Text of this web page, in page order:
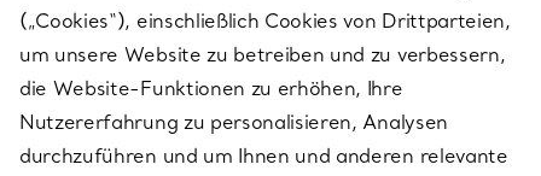
SERVICES
ÜBER TIFFANY & CO.
(„Cookies“), einschließlich Cookies von Drittparteien,
um unsere Website zu betreiben und zu verbessern,
die Website-Funktionen zu erhöhen, Ihre
Nutzererfahrung zu personalisieren, Analysen
durchzuführen und um Ihnen und anderen relevante